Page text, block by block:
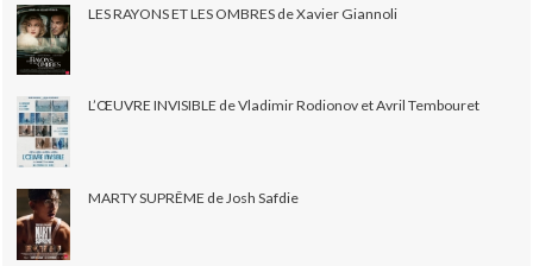
LES RAYONS ET LES OMBRES de Xavier Giannoli
L’ŒUVRE INVISIBLE de Vladimir Rodionov et Avril Tembouret
MARTY SUPRÊME de Josh Safdie